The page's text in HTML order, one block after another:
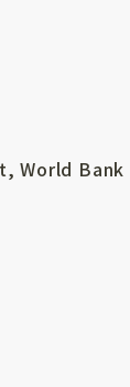
World Bank